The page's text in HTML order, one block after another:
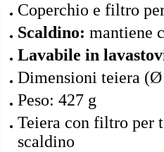
Coperchio e filtro
Scaldino: mantiene
Lavabile in
Dimensioni teiera
Peso: 427 g
Teiera con filtro per
scaldino